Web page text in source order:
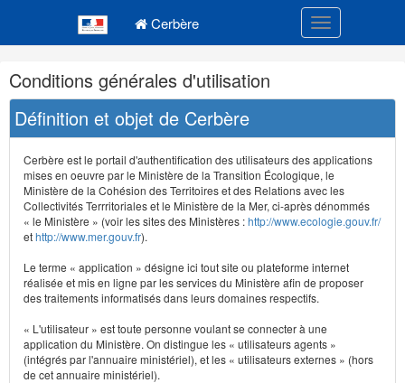
Cerbère Toggle
Navigation
et
outils
annexes
Conditions générales d'utilisation
Définition et objet de Cerbère
Cerbère est le portail d'authentification des utilisateurs des applications
mises en oeuvre par le Ministère de la Transition Écologique, le
Ministère de la Cohésion des Territoires et des Relations avec les
Collectivités Terrritoriales et le Ministère de la Mer, ci-après dénommés
« le Ministère » (voir les sites des Ministères :http://www.ecologie.gouv.fr/
ethttp://www.mer.gouv.fr).
Le terme « application » désigne ici tout site ou plateforme internet
réalisée et mis en ligne par les services du Ministère afin de proposer
des traitements informatisés dans leurs domaines respectifs.
« L'utilisateur » est toute personne voulant se connecter à une
application du Ministère. On distingue les « utilisateurs agents »
(intégrés par l'annuaire ministériel), et les « utilisateurs externes » (hors
de cet annuaire ministériel).